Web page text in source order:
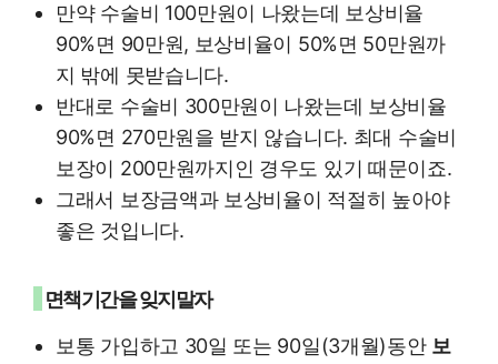
만약 수술비 100만원이 나왔는데 보상비율
90%면 90만원, 보상비율이 50%면 50만원까
지 밖에 못받습니다.
반대로 수술비 300만원이 나왔는데 보상비율
90%면 270만원을 받지 않습니다. 최대 수술비
보장이 200만원까지인 경우도 있기 때문이죠.
그래서 보장금액과 보상비율이 적절히 높아야
좋은 것입니다.
면책기간을 잊지말자
보통 가입하고 30일 또는 90일(3개월)동안 보